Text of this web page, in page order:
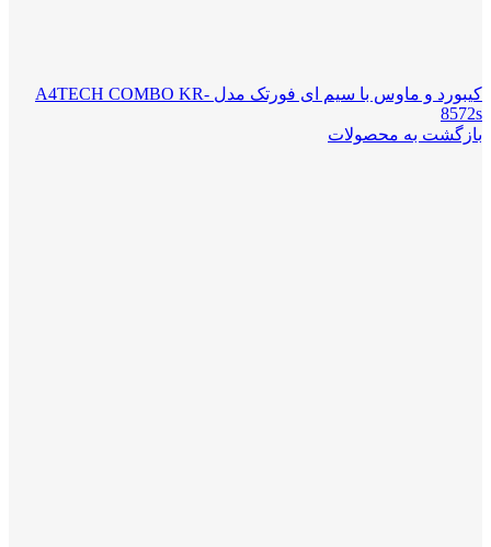
کیبورد و ماوس با سیم ای فورتک مدل A4TECH COMBO KR-
8572s
بازگشت به محصولات